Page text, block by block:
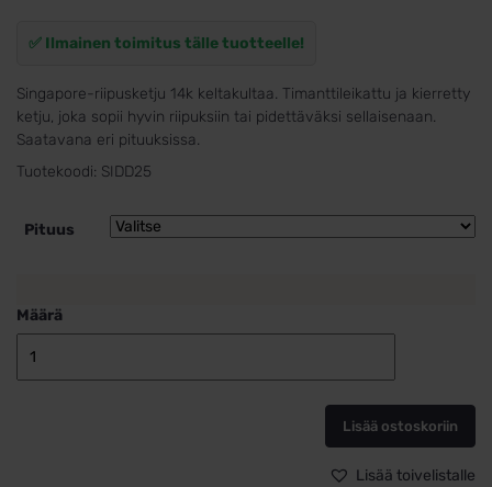
629,00 €
✅ Ilmainen toimitus tälle tuotteelle!
Singapore-riipusketju 14k keltakultaa. Timanttileikattu ja kierretty
ketju, joka sopii hyvin riipuksiin tai pidettäväksi sellaisenaan.
Saatavana eri pituuksissa.
Tuotekoodi: SIDD25
Pituus
Määrä
1,4mm
14k
kultaa
määrä
Lisää ostoskoriin
Lisää toivelistalle